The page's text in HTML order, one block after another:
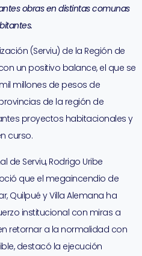
obras en distintas comunas
(Serviu) de la Región de
un positivo balance, el que se
millones de pesos de
de la región de
proyectos habitacionales y
curso.
de Serviu, Rodrigo Uribe
que el megaincendio de
Quilpué y Villa Alemana ha
institucional con miras a
retornar a la normalidad con
destacó la ejecución